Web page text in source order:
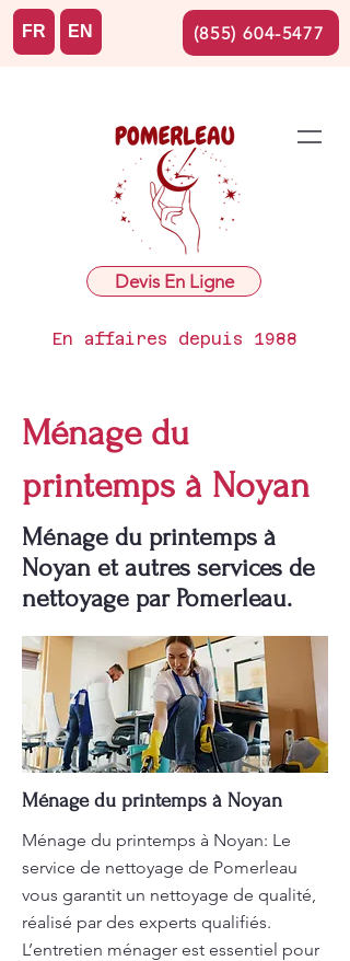
Devis En Ligne
En affaires depuis 1988
FR EN (855) 604-5477
Ménage du
printemps à Noyan
Ménage du printemps à
Noyan et autres services de
nettoyage par Pomerleau.
Ménage du printemps à Noyan
Ménage du printemps à Noyan: Le
service de nettoyage de Pomerleau
vous garantit un nettoyage de qualité,
réalisé par des experts qualifiés.
L’entretien ménager est essentiel pour